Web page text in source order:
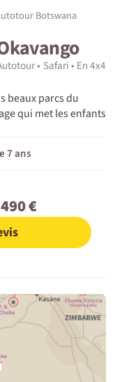
Botswana
Safari En 4x4
beaux parcs du
qui met les enfants
7 ans
€